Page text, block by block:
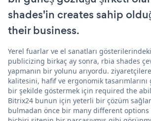
shades'in creates sahip
their business.
Yerel fuarlar ve el sanatları
publicizing birkaç ay sonra, rbia shades
yapmanın bir yolunu arıyordu.
kalitesini, hafif ve ergonomik
bir şekilde göstermek için required the
Bitrix24 bunun için yeterli bir çözüm
bulmadan önce bir many different